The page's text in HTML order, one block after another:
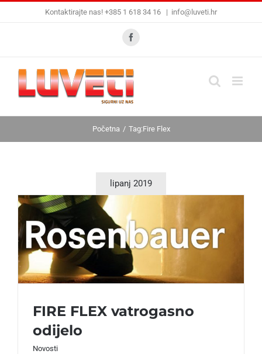
Kontaktirajte nas! +385 1 618 34 16 | info@luveti.hr
Facebook
Početna Tag:Fire Flex
lipanj 2019
FIRE FLEX vatrogasno
odijelo
Novosti